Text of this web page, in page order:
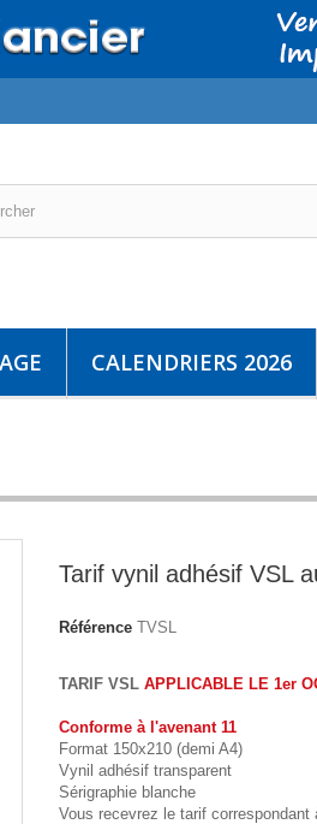
CALENDRIERS 2026
Tarif vynil adhésif VSL
Référence TVSL
TARIF VSL APPLICABLE LE 1er
Conforme à l'avenant 11
Format 150x210 (demi A4)
Vynil adhésif transparent
Sérigraphie blanche
Vous recevrez le tarif